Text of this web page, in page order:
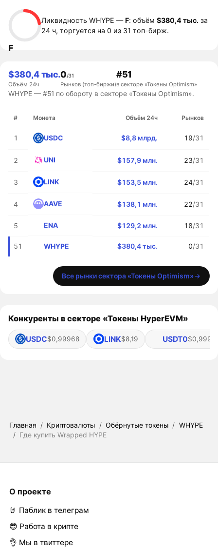
F
Ликвидность WHYPE —F: объём$380,4 тыс. за
24 ч, торгуется на 0 из 31 топ-бирж.
$380,4 тыс.
Объём 24ч
0/31
Рынков (топ-биржи)
#51
в секторе «Токены Optimism»
WHYPE — #51 по обороту в секторе «Токены Optimism».
# Монета Объём 24ч Рынков
1 USDC $8,8 млрд. 19/31
2 UNI $157,9 млн. 23/31
3 LINK $153,5 млн. 24/31
4 AAVE $138,1 млн. 22/31
5 ENA $129,2 млн. 18/31
51 WHYPE $380,4 тыс. 0/31
Все рынки сектора «Токены Optimism»
Конкуренты в секторе «Токены HyperEVM»
USDC$0,99968 LINK$8,19 USDT0$0,99912
Главная / Криптовалюты / Обёрнутые токены / WHYPE
/ Где купить Wrapped HYPE
О проекте
🤘 Паблик в телеграм
😎 Работа в крипте
👌 Мы в твиттере